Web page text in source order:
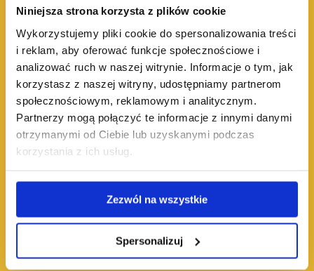
Niniejsza strona korzysta z plików cookie
Wykorzystujemy pliki cookie do spersonalizowania treści
i reklam, aby oferować funkcje społecznościowe i
analizować ruch w naszej witrynie. Informacje o tym, jak
korzystasz z naszej witryny, udostępniamy partnerom
społecznościowym, reklamowym i analitycznym.
Partnerzy mogą połączyć te informacje z innymi danymi
otrzymanymi od Ciebie lub uzyskanymi podczas
korzystania z ich usług.
Zezwól na wszystkie
Spersonalizuj
Płeć*
Data urodzenia*